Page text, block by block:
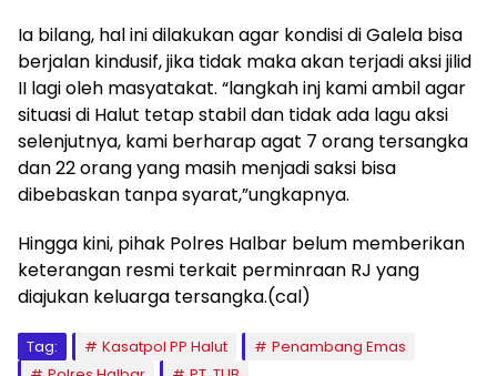
Ia bilang, hal ini dilakukan agar kondisi di Galela bisa
berjalan kindusif, jika tidak maka akan terjadi aksi jilid
II lagi oleh masyatakat. “langkah inj kami ambil agar
situasi di Halut tetap stabil dan tidak ada lagu aksi
selenjutnya, kami berharap agat 7 orang tersangka
dan 22 orang yang masih menjadi saksi bisa
dibebaskan tanpa syarat,”ungkapnya.
Hingga kini, pihak Polres Halbar belum memberikan
keterangan resmi terkait perminraan RJ yang
diajukan keluarga tersangka.(cal)
Tag: Kasatpol PP Halut
Penambang Emas